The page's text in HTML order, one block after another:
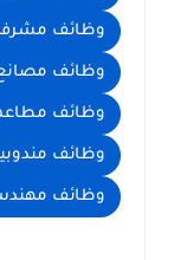
وظائف
وظائف
وظائف
وظائف
وظائف